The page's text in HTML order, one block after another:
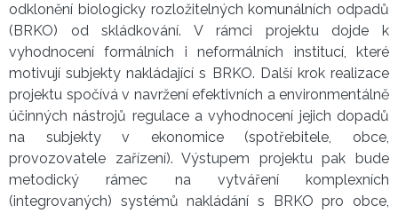
odklonění biologicky rozložitelných komunálních odpadů
(BRKO) od skládkování. V rámci projektu dojde k
vyhodnocení formálních i neformálních institucí, které
motivují subjekty nakládající s BRKO. Další krok realizace
projektu spočívá v navržení efektivních a environmentálně
účinných nástrojů regulace a vyhodnocení jejich dopadů
na subjekty v ekonomice (spotřebitele, obce,
provozovatele zařízení). Výstupem projektu pak bude
metodický rámec na vytváření komplexních
(integrovaných) systémů nakládání s BRKO pro obce,